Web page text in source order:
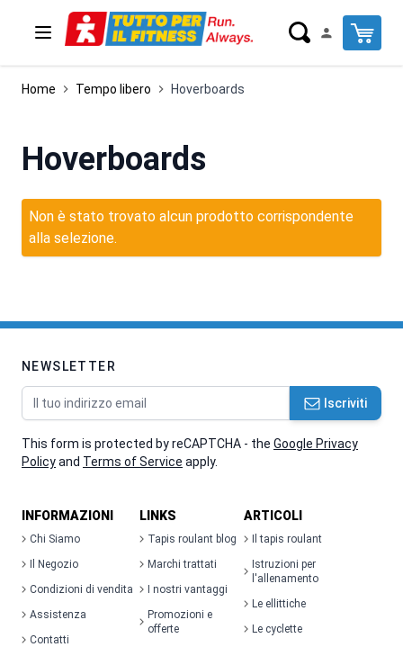
Salta al contenuto
Cart
Home Tempo libero Hoverboards
Hoverboards
Non è stato trovato alcun prodotto corrispondente
alla selezione.
NEWSLETTER
Indirizzo email Iscriviti
This form is protected by reCAPTCHA - the Google Privacy
Policyand Terms of Service apply.
INFORMAZIONI
Chi Siamo
Il Negozio
Condizioni di vendita
Assistenza
Contatti
LINKS
Tapis roulant blog
Marchi trattati
I nostri vantaggi
Promozioni e
offerte
ARTICOLI
Il tapis roulant
Istruzioni per
l'allenamento
Le ellittiche
Le cyclette